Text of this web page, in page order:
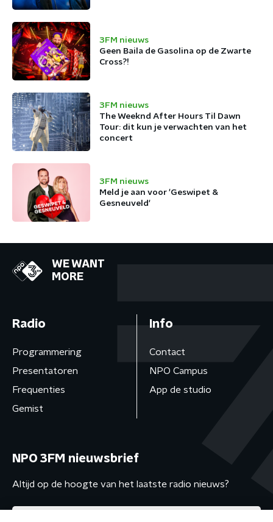
3FM nieuws
Geen Baila de Gasolina op de Zwarte
Cross?!
3FM nieuws
The Weeknd After Hours Til Dawn
Tour: dit kun je verwachten van het
concert
3FM nieuws
Meld je aan voor 'Geswipet &
Gesneuveld'
WE WANT
MORE
Radio
Programmering
Presentatoren
Frequenties
Gemist
Info
Contact
NPO Campus
App de studio
NPO 3FM nieuwsbrief
Altijd op de hoogte van het laatste radio nieuws?